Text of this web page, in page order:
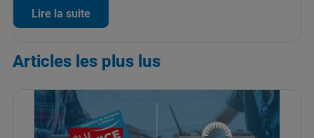
Lire la suite
Articles les plus lus